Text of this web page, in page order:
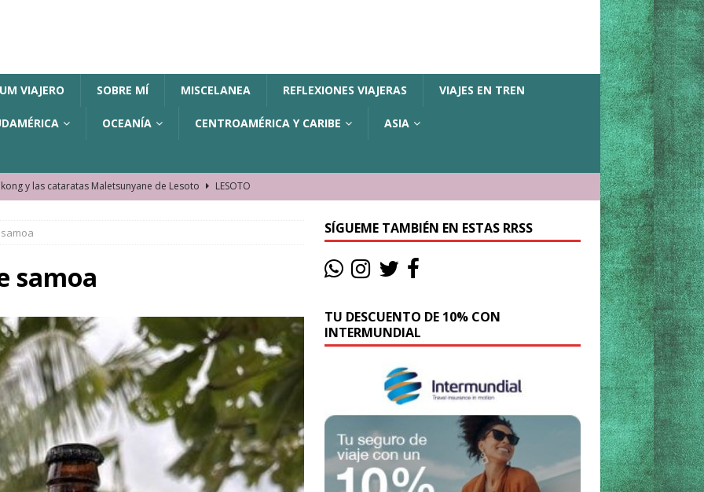
VIAJERO SOBRE MÍ MISCELANEA REFLEXIONES VIAJERAS VIAJES EN TREN
OCEANÍA CENTROAMÉRICA Y CARIBE ASIA
y las cataratas Maletsunyane de Lesoto
LESOTO
los lugares que visitamos o cambiamos nosotros?
La historia de la misteriosa avioneta de la playa
JAMAICA
moverse en Seychelles de manera sostenible
SEYCHELLES
Manama. La capital de Baréin
BARÉIN
El barrio más castizo de Malabo GUINEA ECUATORIAL
samoa
SÍGUEME TAMBIÉN EN ESTAS RRSS
TU DESCUENTO DE 10% CON
INTERMUNDIAL